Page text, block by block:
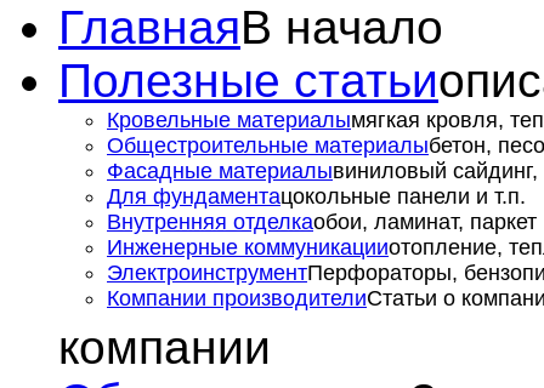
ГлавнаяВ начало
Полезные статьи
Кровельные материалымягкая кровля,
Общестроительные материалыбетон,
Фасадные материалывиниловый сайдинг,
Для фундаментацокольные панели и т.п.
Внутренняя отделкаобои, ламинат, паркет
Инженерные коммуникацииотопление,
ЭлектроинструментПерфораторы,
Компании производителиСтатьи о
компании